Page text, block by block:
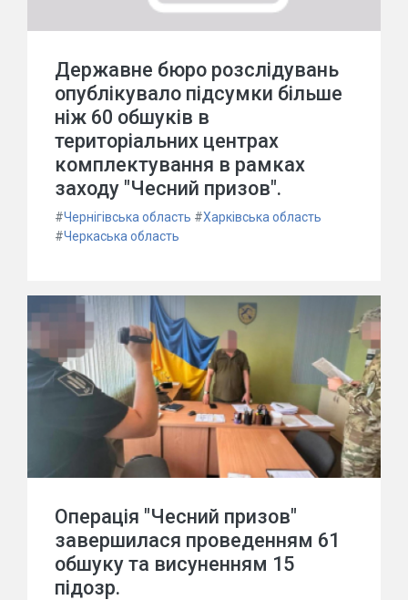
Державне бюро розслідувань
опублікувало підсумки більше
ніж 60 обшуків в
територіальних центрах
комплектування в рамках
заходу "Чесний призов".
#Чернігівська область #Харківська область
#Черкаська область
Операція "Чесний призов"
завершилася проведенням 61
обшуку та висуненням 15
підозр.